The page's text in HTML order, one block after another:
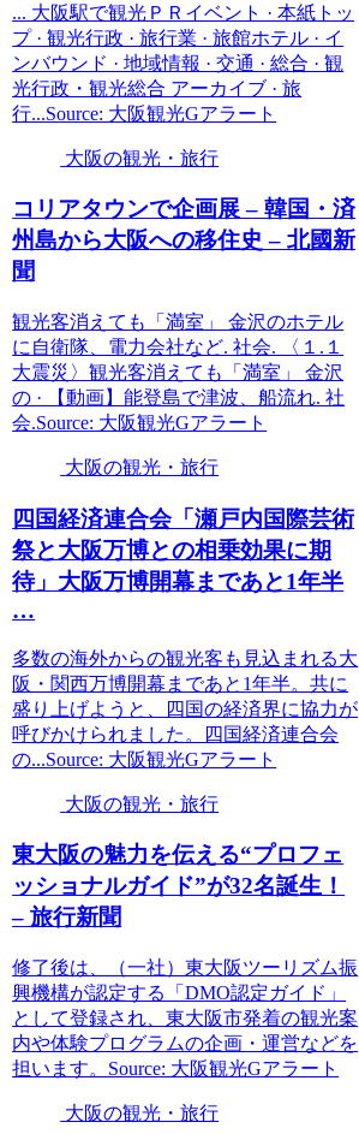
... 大阪駅で観光ＰＲイベント · 本紙トッ
プ · 観光行政 · 旅行業 · 旅館ホテル · イ
ンバウンド · 地域情報 · 交通 · 総合 · 観
光行政・観光総合 アーカイブ · 旅
行...Source: 大阪観光Gアラート
大阪の観光・旅行
コリアタウンで企画展 – 韓国・済
州島から大阪への移住史 – 北國新
聞
観光客消えても「満室」 金沢のホテル
に自衛隊、電力会社など. 社会. 〈１.１
大震災〉観光客消えても「満室」 金沢
の · 【動画】能登島で津波、船流れ. 社
会.Source: 大阪観光Gアラート
大阪の観光・旅行
四国経済連合会「瀬戸内国際芸術
祭と大阪万博との相乗効果に期
待」 大阪万博開幕まであと1年半
…
多数の海外からの観光客も見込まれる大
阪・関西万博開幕まであと1年半。共に
盛り上げようと、四国の経済界に協力が
呼びかけられました。四国経済連合会
の...Source: 大阪観光Gアラート
大阪の観光・旅行
東大阪の魅力を伝える“プロフェ
ッショナルガイド”が32名誕生！
– 旅行新聞
修了後は、（一社）東大阪ツーリズム振
興機構が認定する「DMO認定ガイド」
として登録され、東大阪市発着の観光案
内や体験プログラムの企画・運営などを
担います。Source: 大阪観光Gアラート
大阪の観光・旅行